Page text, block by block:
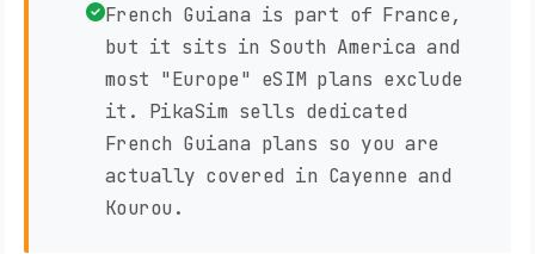
French Guiana is part of France,
but it sits in South America and
most "Europe" eSIM plans exclude
it. PikaSim sells dedicated
French Guiana plans so you are
actually covered in Cayenne and
Kourou.